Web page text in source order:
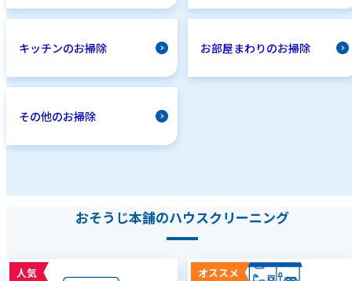
キッチンのお掃除 お部屋まわりのお掃除
その他のお掃除
おそうじ本舗のハウスクリーニング
人気 オススメ